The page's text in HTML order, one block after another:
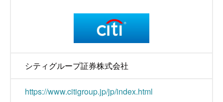
シティグループ証券株式会社
https://www.citigroup.jp/jp/index.html